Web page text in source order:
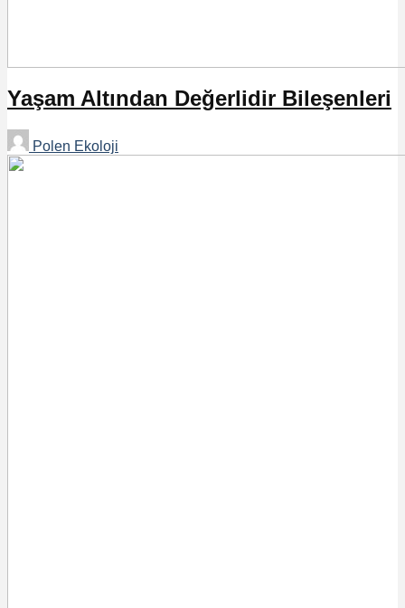
Yaşam Altından Değerlidir Bileşenleri
Polen Ekoloji